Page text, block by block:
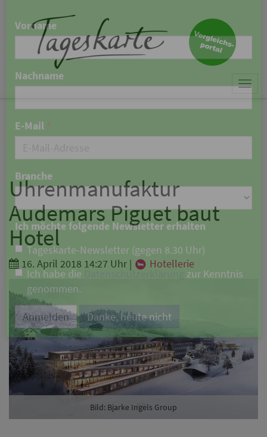
Uhrenmanufaktur
Audemars Piguet baut
Hotel
16. April 2018 14:27 Uhr | Hotellerie
Bild: Bjarke Ingels Group
Keine Nachricht mehr
verpassen!
Jetzt zum Tageskarte-Newsletter
anmelden.
Vorname
Nachname
E-Mail*
Branche
Ich möchte folgende Newsletter erhalten
Tageskarte-Newsletter (gegen 8.30 Uhr)
Ich habe dieDatenschutzerklärungzur Kenntnis
genommen.
Danke, heute nicht